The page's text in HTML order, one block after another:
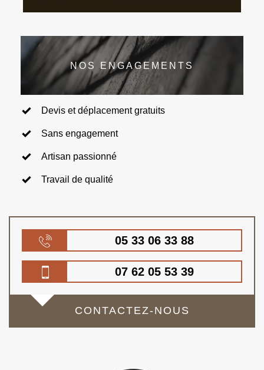
NOS ENGAGEMENTS
Devis et déplacement gratuits
Sans engagement
Artisan passionné
Travail de qualité
05 33 06 33 88
07 62 05 53 39
CONTACTEZ-NOUS